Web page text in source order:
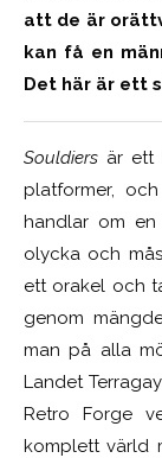
att de är
kan få en
Det här är ett
Souldiers är ett
platformer,
handlar om
olycka och
ett orakel och
genom
man på alla
Landet
Retro Forge
komplett värld